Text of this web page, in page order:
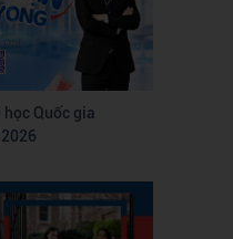
học Quốc gia